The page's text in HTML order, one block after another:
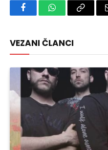
FacebookWhatsAppCopy
VEZANI ČLANCI